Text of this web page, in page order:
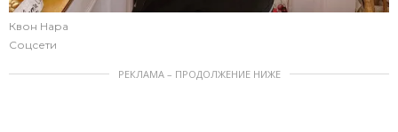
Квон Нара
Соцсети
РЕКЛАМА – ПРОДОЛЖЕНИЕ НИЖЕ